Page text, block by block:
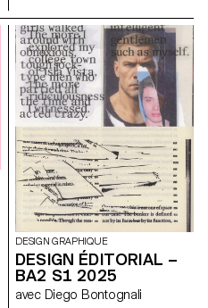
DESIGN GRAPHIQUE
DESIGN ÉDITORIAL –
BA2 S1 2025
avec Diego Bontognali